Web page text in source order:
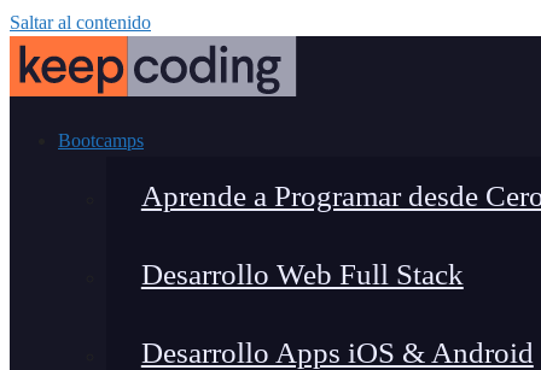
Saltar al contenido
Bootcamps
Aprende a Programar desde
Desarrollo Web Full Stack
Desarrollo Apps iOS & Android